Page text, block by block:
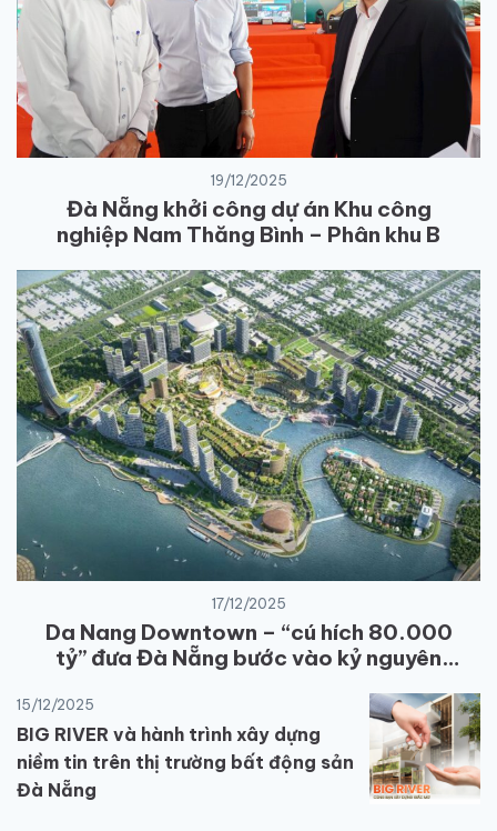
19/12/2025
Đà Nẵng khởi công dự án Khu công
nghiệp Nam Thăng Bình – Phân khu B
17/12/2025
Da Nang Downtown – “cú hích 80.000
tỷ” đưa Đà Nẵng bước vào kỷ nguyên
15/12/2025
BIG RIVER và hành trình xây dựng
niềm tin trên thị trường bất động sản
Đà Nẵng